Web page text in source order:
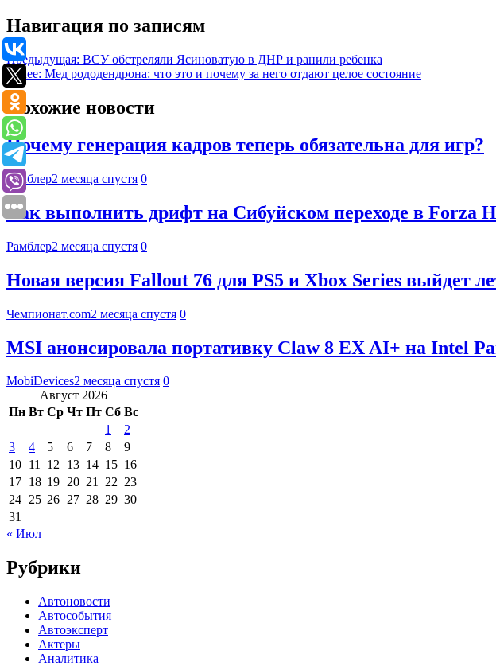
Навигация по записям
Предыдущая: ВСУ обстреляли Ясиноватую в ДНР и ранили ребенка
Далее: Мед рододендрона: что это и почему за него отдают целое состояние
Похожие новости
Почему генерация кадров теперь обязательна для игр?
Рамблер2 месяца спустя 0
Как выполнить дрифт на Сибуйском переходе в Forza
Рамблер2 месяца спустя 0
Новая версия Fallout 76 для PS5 и Xbox Series выйдет
Чемпионат.com2 месяца спустя 0
MSI анонсировала портативку Claw 8 EX AI+ на Intel
MobiDevices2 месяца спустя 0
Август 2026
Пн Вт Ср Чт Пт Сб Вс
1
2
3
4 5 6 7 8
9
10 11 12 13 14 15 16
17 18 19 20 21 22 23
24 25 26 27 28 29 30
31
« Июл
Рубрики
Автоновости
Автособытия
Автоэксперт
Актеры
Аналитика